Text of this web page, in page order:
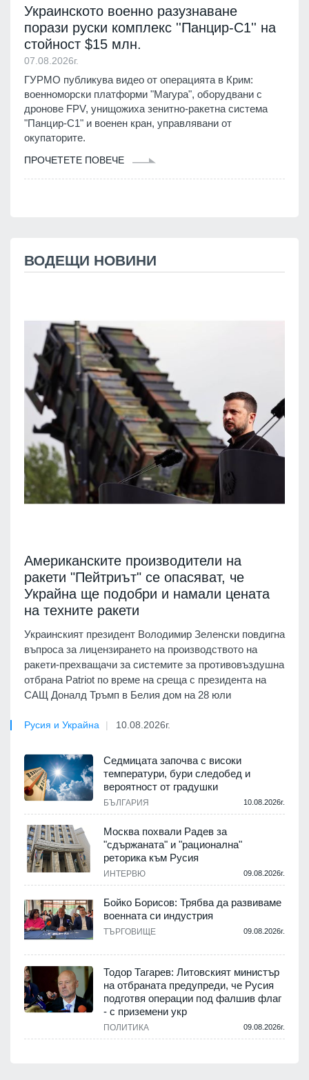
Украинското военно разузнаване
порази руски комплекс ''Панцир-С1'' на
стойност $15 млн.
07.08.2026г.
ГУРМО публикува видео от операцията в Крим:
военноморски платформи "Магура", оборудвани с
дронове FPV, унищожиха зенитно-ракетна система
"Панцир-С1" и военен кран, управлявани от
окупаторите.
ПРОЧЕТЕТЕ ПОВЕЧЕ
ВОДЕЩИ НОВИНИ
Американските производители на
ракети "Пейтриът" се опасяват, че
Украйна ще подобри и намали цената
на техните ракети
Украинският президент Володимир Зеленски повдигна
въпроса за лицензирането на производството на
ракети-прехващачи за системите за противовъздушна
отбрана Patriot по време на среща с президента на
САЩ Доналд Тръмп в Белия дом на 28 юли
Русия и Украйна 10.08.2026г.
Седмицата започва с високи
температури, бури следобед и
вероятност от градушки
БЪЛГАРИЯ 10.08.2026г.
Москва похвали Радев за
"сдържаната" и "рационална"
реторика към Русия
ИНТЕРВЮ 09.08.2026г.
Бойко Борисов: Трябва да развиваме
военната си индустрия
ТЪРГОВИЩЕ 09.08.2026г.
Тодор Тагарев: Литовският министър
на отбраната предупреди, че Русия
подготвя операции под фалшив флаг
- с приземени укр
ПОЛИТИКА 09.08.2026г.